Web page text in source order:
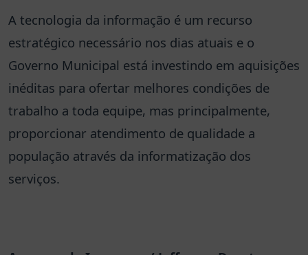
A tecnologia da informação é um recurso
estratégico necessário nos dias atuais e o
Governo Municipal está investindo em aquisições
inéditas para ofertar melhores condições de
trabalho a toda equipe, mas principalmente,
proporcionar atendimento de qualidade a
população através da informatização dos
serviços.